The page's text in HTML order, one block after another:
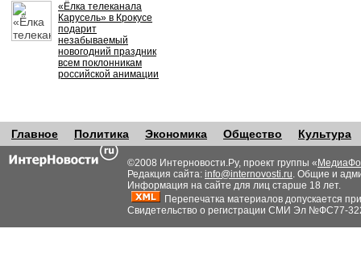
«Ёлка телеканала
Карусель» в Крокусе
подарит
незабываемый
новогодний праздник
всем поклонникам
российской анимации
Главное Политика Экономика Общество Культура
©2008 Интерновости.Ру, проект группы «
Редакция сайта: info@internovosti.ru. Общие и
Информация на сайте для лиц старше 18 лет.
Перепечатка материалов допускается
Свидетельство о регистрации СМИ Эл №ФС77-